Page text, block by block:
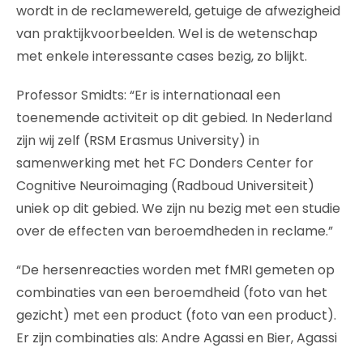
wordt in de reclamewereld, getuige de afwezigheid
van praktijkvoorbeelden. Wel is de wetenschap
met enkele interessante cases bezig, zo blijkt.
Professor Smidts: “Er is internationaal een
toenemende activiteit op dit gebied. In Nederland
zijn wij zelf (RSM Erasmus University) in
samenwerking met het FC Donders Center for
Cognitive Neuroimaging (Radboud Universiteit)
uniek op dit gebied. We zijn nu bezig met een studie
over de effecten van beroemdheden in reclame.”
“De hersenreacties worden met fMRI gemeten op
combinaties van een beroemdheid (foto van het
gezicht) met een product (foto van een product).
Er zijn combinaties als: Andre Agassi en Bier, Agassi